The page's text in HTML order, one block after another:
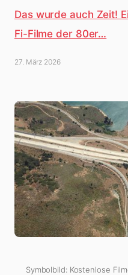
Das wurde auch Zeit!
Fi-Filme der 80er…
27. März 2026
Symbolbild: Kostenlose